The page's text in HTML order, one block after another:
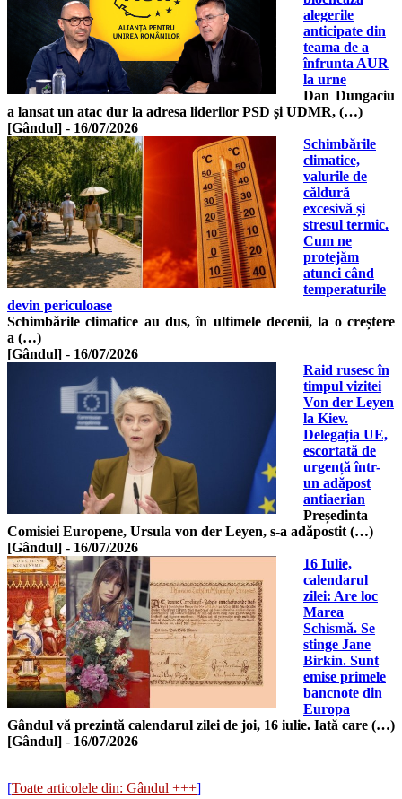
alegerile
anticipate din
teama de a
înfrunta AUR
la urne
Dan Dungaciu
a lansat un atac dur la adresa liderilor PSD și UDMR, (…)
[Gândul] - 16/07/2026
Schimbările
climatice,
valurile de
căldură
excesivă și
stresul termic.
Cum ne
protejăm
atunci când
temperaturile
devin periculoase
Schimbările climatice au dus, în ultimele decenii, la o creștere
a (…)
[Gândul] - 16/07/2026
Raid rusesc în
timpul vizitei
Von der Leyen
la Kiev.
Delegația UE,
escortată de
urgență într-
un adăpost
antiaerian
Președinta
Comisiei Europene, Ursula von der Leyen, s-a adăpostit (…)
[Gândul] - 16/07/2026
16 Iulie,
calendarul
zilei: Are loc
Marea
Schismă. Se
stinge Jane
Birkin. Sunt
emise primele
bancnote din
Europa
Gândul vă prezintă calendarul zilei de joi, 16 iulie. Iată care (…)
[Gândul] - 16/07/2026
[Toate articolele din: Gândul +++]